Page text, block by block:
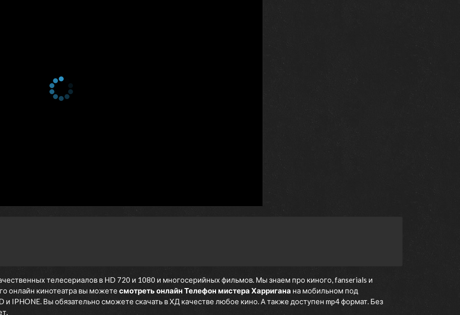
телесериалов в HD 720 и 1080 и многосерийных фильмов. Мы знаем про киного, fanserials и
онлайн кинотеатра вы можете смотреть онлайн Телефон мистера Харригана на мобильном под
и IPHONE. Вы обязательно сможете скачать в ХД качестве любое кино. А также доступен mp4 формат. Без